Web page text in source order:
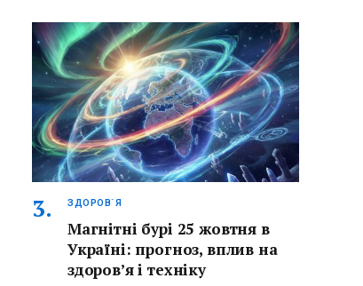
ЗДОРОВ`Я
Магнітні бурі 25 жовтня в
Україні: прогноз, вплив на
здоров’я і техніку